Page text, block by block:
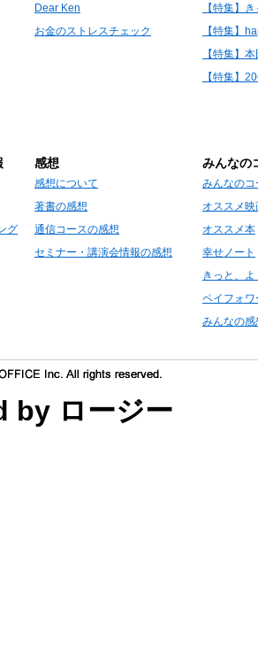
Dear Ken
お金のストレスチェック
【特集】
【特集】
【特集】
【特集】
グ
感想
感想について
著書の感想
通信コースの感想
セミナー・講演会情報の感想
みんなの
みんなの
オススメ映
オススメ本
幸せノート
きっと、
ペイフォワ
みんなの感
by ロージー